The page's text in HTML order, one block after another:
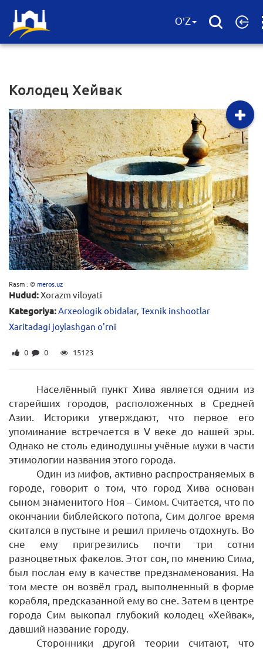
O'Z
Колодец Хейвак
Rasm : ©meros.uz
Hudud:Xorazm viloyati
Kategoriya:Arxeologik obidalar, Texnik inshootlar
Xaritadagi joylashgan o'rni
0 0 15123
Населённый пункт Хива является одним из
старейших городов, расположенных в Средней
Азии. Историки утверждают, что первое его
упоминание встречается в V веке до нашей эры.
Однако не столь единодушны учёные мужи в части
этимологии названия этого города.
Один из мифов, активно распространяемых в
городе, говорит о том, что город Хива основан
сыном знаменитого Ноя – Симом. Считается, что по
окончании библейского потопа, Сим долгое время
скитался в пустыне и решил прилечь отдохнуть. Во
сне ему пригрезились почти три сотни
разноцветных факелов. Этот сон, по мнению Сима,
был послан ему в качестве предзнаменования. На
том месте он возвёл град, выполненный в форме
корабля, предсказанной ему во сне. Затем в центре
города Сим выкопал глубокий колодец «Хейвак»,
давший название городу.
Сторонники другой теории считают, что